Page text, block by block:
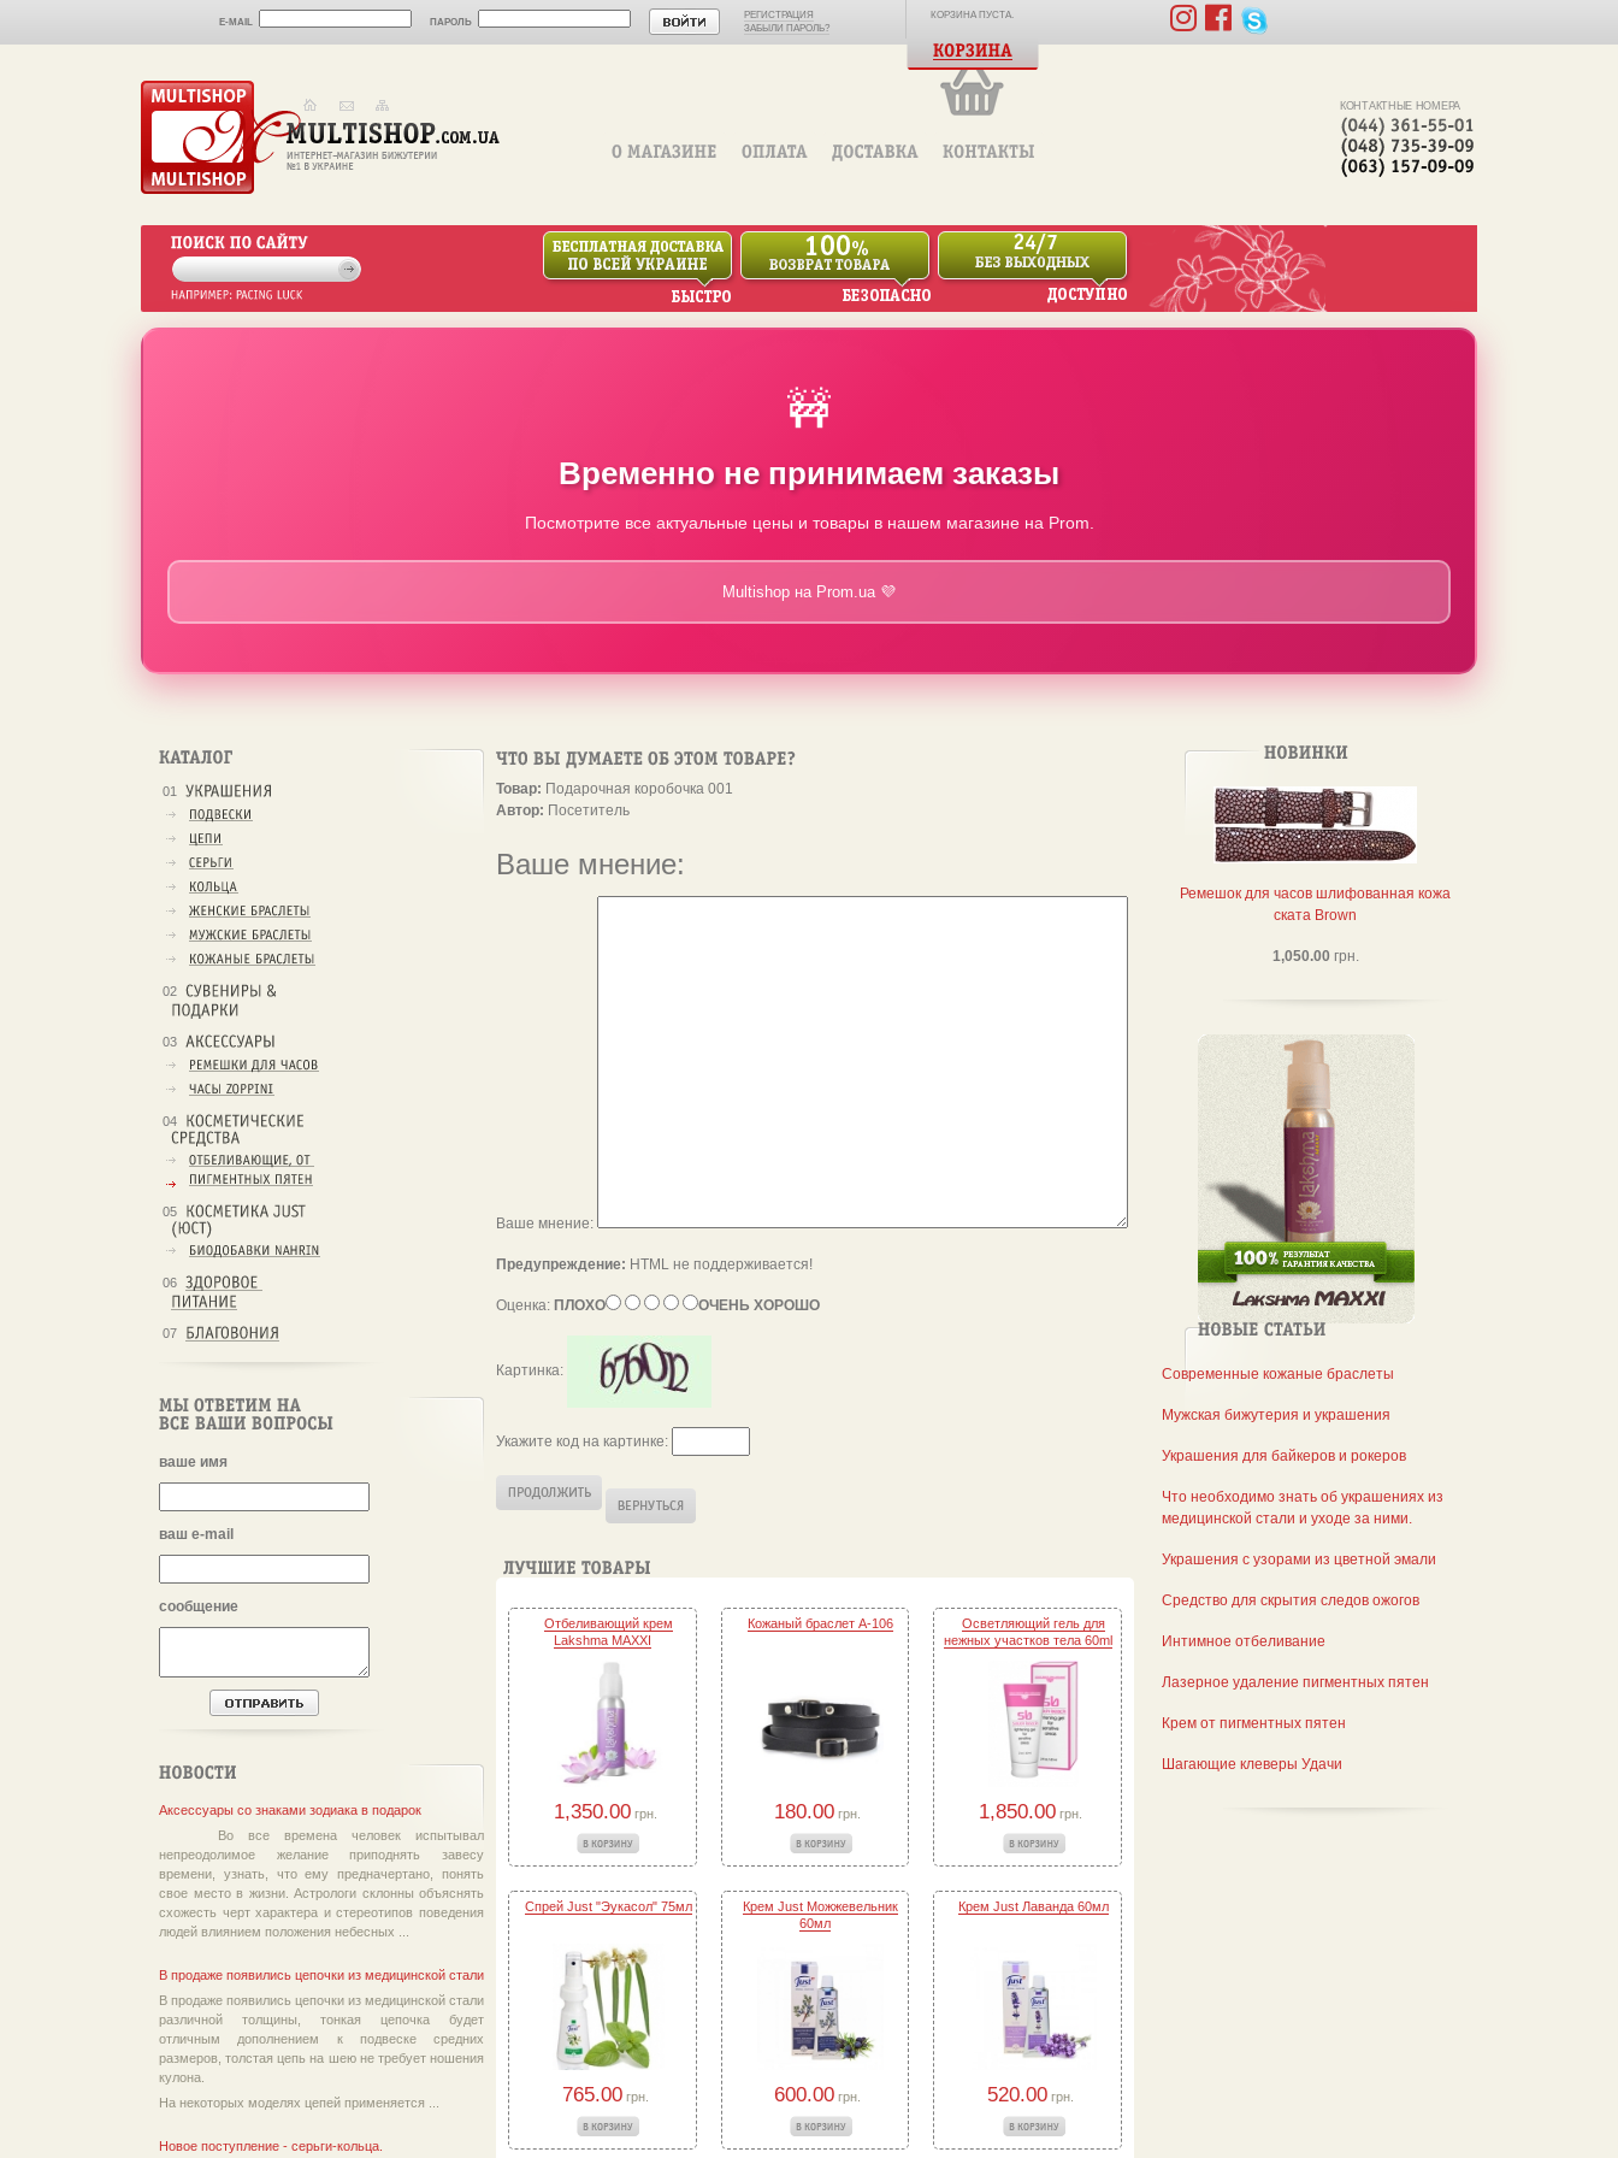
E-MAIL ПАРОЛЬ
РЕГИСТРАЦИЯ
ЗАБЫЛИ ПАРОЛЬ?
КОРЗИНА ПУСТА.
КОНТАКТНЫЕ НОМЕРА
🚧
Временно не принимаем заказы
Посмотрите все актуальные цены и товары в нашем магазине на Prom.
Multishop на Prom.ua 💜
01
02
03
04
05
06
07
ваше имя
ваш e-mail
сообщение
Аксессуары со знаками зодиака в подарок
Во все времена человек испытывал
непреодолимое желание приподнять завесу
времени, узнать, что ему предначертано, понять
свое место в жизни. Астрологи склонны объяснять
схожесть черт характера и стереотипов поведения
людей влиянием положения небесных ...
В продаже появились цепочки из медицинской стали
В продаже появились цепочки из медицинской стали
различной толщины, тонкая цепочка будет
отличным дополнением к подвеске средних
размеров, толстая цепь на шею не требует ношения
кулона.
На некоторых моделях цепей применяется ...
Новое поступление - серьги-кольца.
Товар: Подарочная коробочка 001
Автор: Посетитель
Ваше мнение:
Ваше мнение:
Предупреждение: HTML не поддерживается!
Оценка: ПЛОХО ОЧЕНЬ ХОРОШО
Картинка:
Укажите код на картинке:
Отбеливающий крем
Lakshma MAXXI
1,350.00грн.
Кожаный браслет A-106
180.00 грн.
Осветляющий гель для
нежных участков тела 60ml
1,850.00 грн.
Спрей Just "Эукасол" 75мл
765.00грн.
Крем Just Можжевельник
60мл
600.00 грн.
Крем Just Лаванда 60мл
520.00 грн.
Ремешок для часов шлифованная кожа
ската Brown
1,050.00 грн.
Современные кожаные браслеты
Мужская бижутерия и украшения
Украшения для байкеров и рокеров
Что необходимо знать об украшениях из
медицинской стали и уходе за ними.
Украшения с узорами из цветной эмали
Средство для скрытия следов ожогов
Интимное отбеливание
Лазерное удаление пигментных пятен
Крем от пигментных пятен
Шагающие клеверы Удачи